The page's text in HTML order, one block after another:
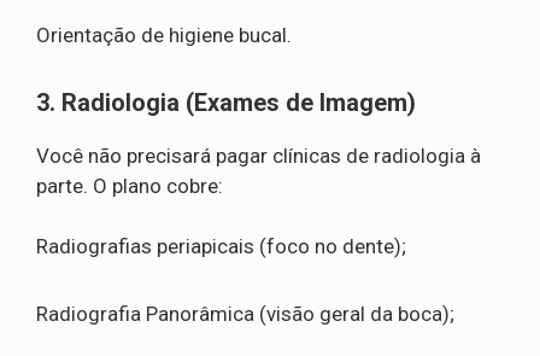
Orientação de higiene bucal.
3. Radiologia (Exames de Imagem)
Você não precisará pagar clínicas de radiologia à
parte. O plano cobre:
Radiografias periapicais (foco no dente);
Radiografia Panorâmica (visão geral da boca);